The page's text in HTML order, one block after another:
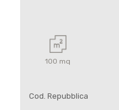
100 mq
Cod. Repubblica
Balcone/Terrazzo